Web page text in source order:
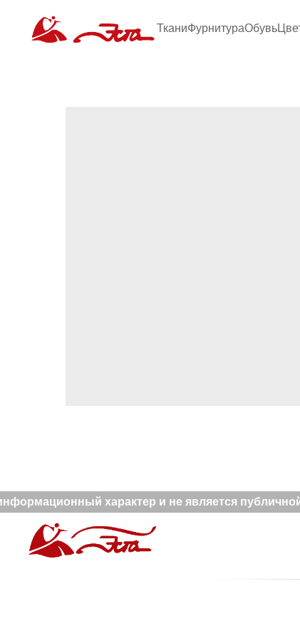
ТканиФурнитураОбувь
характер и не является